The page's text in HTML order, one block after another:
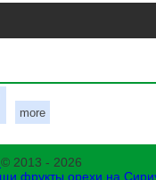
more
© 2013 - 2026